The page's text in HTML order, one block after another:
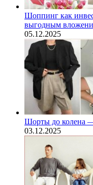
Шоппинг как
выгодным
05.12.2025
Шорты до колена —
03.12.2025